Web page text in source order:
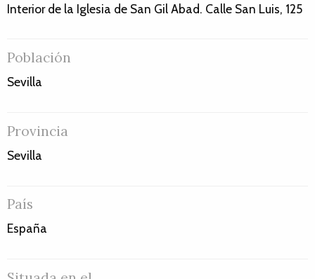
Interior de la Iglesia de San Gil Abad. Calle San Luis, 125
Población
Sevilla
Provincia
Sevilla
País
España